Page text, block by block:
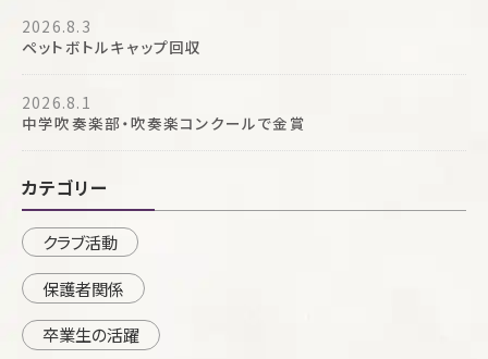
2026.8.3
ペットボトルキャップ回収
2026.8.1
中学吹奏楽部・吹奏楽コンクールで金賞
カテゴリー
クラブ活動
保護者関係
卒業生の活躍